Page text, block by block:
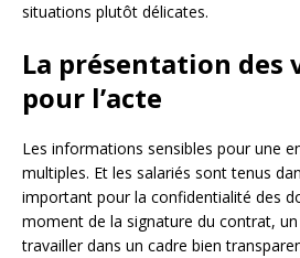
situations plutôt délicates.
La présentation des
pour l’acte
Les informations sensibles pour une
multiples. Et les salariés sont tenus
important pour la confidentialité des
moment de la signature du contrat, un
travailler dans un cadre bien